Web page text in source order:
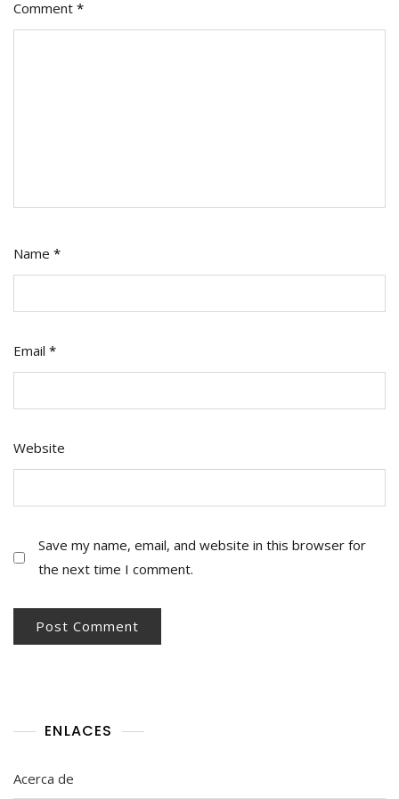
Comment *
Name *
Email *
Website
Save my name, email, and website in this browser for
the next time I comment.
ENLACES
Acerca de